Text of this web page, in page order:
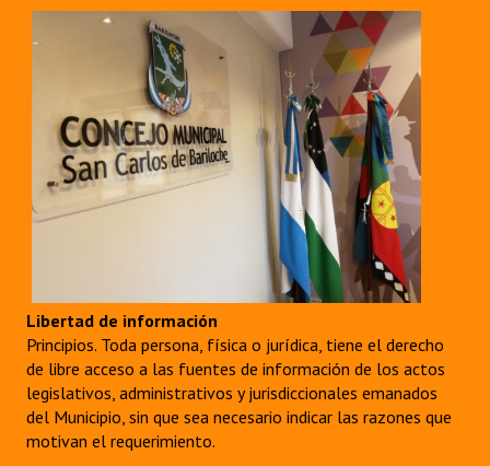
Libertad de información
Principios. Toda persona, física o jurídica, tiene el derecho
de libre acceso a las fuentes de información de los actos
legislativos, administrativos y jurisdiccionales emanados
del Municipio, sin que sea necesario indicar las razones que
motivan el requerimiento.